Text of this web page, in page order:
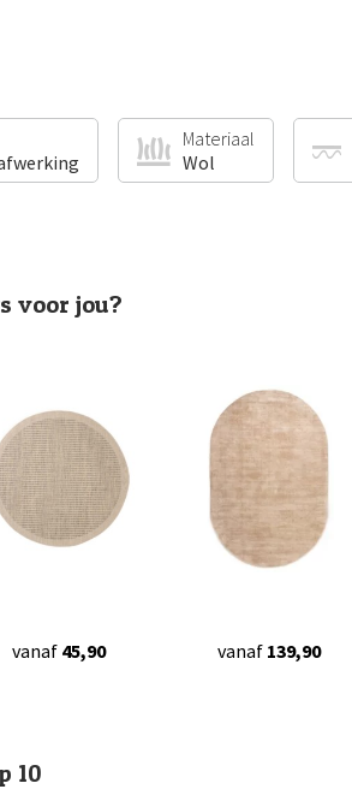
Materiaal
Wol
voor jou?
vanaf 45,90 vanaf 139,90
10